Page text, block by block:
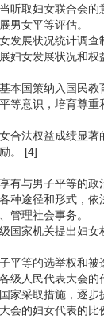
听取妇女联合会的
男女平等评估。
发展状况统计调查
妇女发展状况和权
本国策纳入国民教
等意识，培育尊重
合法权益成绩显著
。 [4]
与男子平等的政
种途径和形式，依
管理社会事务。
国家机关提出妇女
等的选举权和被
级人民代表大会的
家采取措施，逐步
会的妇女代表的比